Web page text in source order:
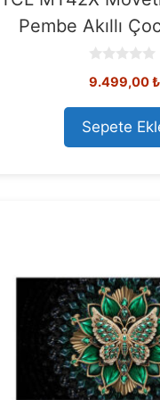
Pembe Akıllı
o
t
o
f
5
9.499,00₺
Sepete